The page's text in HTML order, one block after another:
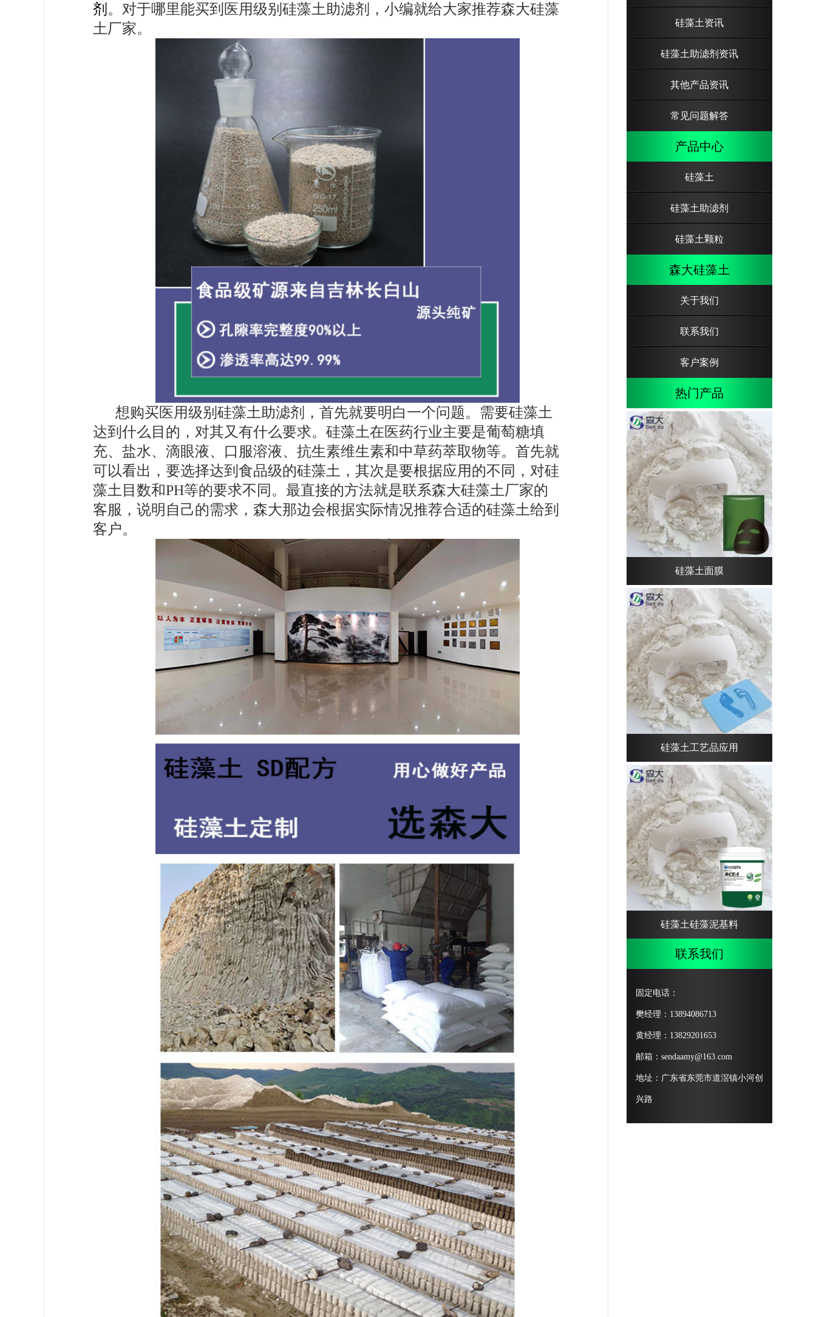
剂 。对于哪里能买到医用级别硅藻土助滤剂，小编就给大家推荐森大硅藻
土厂家。
想购买医用级别硅藻土助滤剂，首先就要明白一个问题。需要硅藻土
达到什么目的，对其又有什么要求。硅藻土在医药行业主要是葡萄糖填
充、盐水、滴眼液、口服溶液、抗生素维生素和中草药萃取物等。首先就
可以看出，要选择达到食品级的硅藻土，其次是要根据应用的不同，对硅
藻土目数和PH等的要求不同。最直接的方法就是联系森大硅藻土厂家的
客服，说明自己的需求，森大那边会根据实际情况推荐合适的硅藻土给到
客户。
硅藻土资讯
硅藻土助滤剂资讯
其他产品资讯
常见问题解答
产品中心
硅藻土
硅藻土助滤剂
硅藻土颗粒
森大硅藻土
关于我们
联系我们
客户案例
热门产品
硅藻土面膜
硅藻土工艺品应用
硅藻土硅藻泥基料
联系我们
固定电话：
樊经理：13894086713
黄经理：13829201653
邮箱：sendaamy@163.com
地址：广东省东莞市道滘镇小河创
兴路